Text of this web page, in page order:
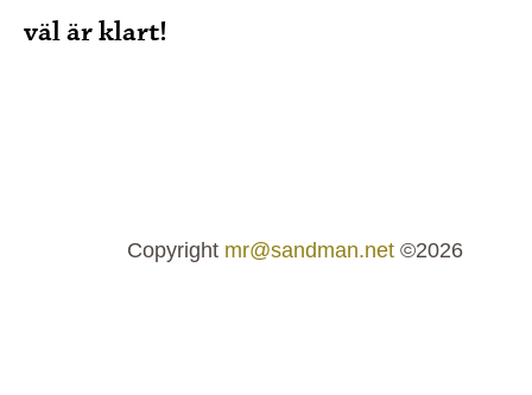
väl är klart!
Copyright mr@sandman.net©2026